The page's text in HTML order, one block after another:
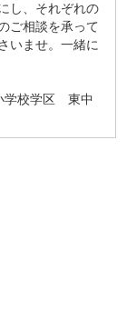
し、それぞれの
ご相談を承って
いませ。一緒に
校学区 東中